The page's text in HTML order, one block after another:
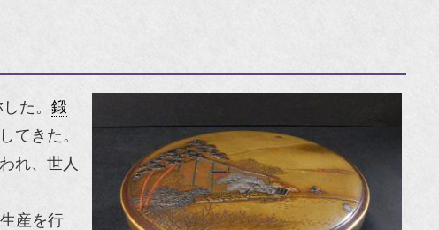
た。 鍛
てきた。
れ、世人
産を行